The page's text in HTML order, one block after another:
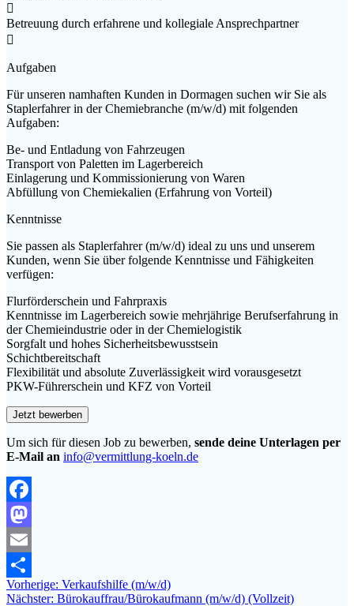

Betreuung durch erfahrene und kollegiale Ansprechpartner

Aufgaben
Für unseren namhaften Kunden in Dormagen suchen wir Sie als
Staplerfahrer in der Chemiebranche (m/w/d) mit folgenden
Aufgaben:
Be- und Entladung von Fahrzeugen
Transport von Paletten im Lagerbereich
Einlagerung und Kommissionierung von Waren
Abfüllung von Chemiekalien (Erfahrung von Vorteil)
Kenntnisse
Sie passen als Staplerfahrer (m/w/d) ideal zu uns und unserem
Kunden, wenn Sie über folgende Kenntnisse und Fähigkeiten
verfügen:
Flurförderschein und Fahrpraxis
Kenntnisse im Lagerbereich sowie mehrjährige Berufserfahrung in
der Chemieindustrie oder in der Chemielogistik
Sorgfalt und hohes Sicherheitsbewusstsein
Schichtbereitschaft
Flexibilität und absolute Zuverlässigkeit wird vorausgesetzt
PKW-Führerschein und KFZ von Vorteil
Um sich für diesen Job zu bewerben, sende deine Unterlagen per
E-Mail an info@vermittlung-koeln.de
Facebook
Mastodon
Email
Teilen
Beitragsnavigation
Vorherige: Vorheriger
Beitrag:
Verkaufshilfe (m/w/d)
Nächster: Nächster
Bürokauffrau/Bürokaufmann (m/w/d) (Vollzeit)